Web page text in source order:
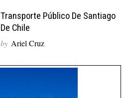
Transporte Público De Santiago
De Chile
by Ariel Cruz